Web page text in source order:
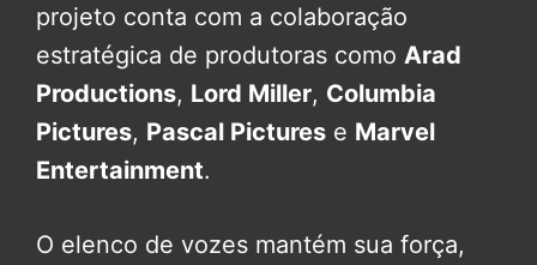
projeto conta com a colaboração
estratégica de produtoras como Arad
Productions, Lord Miller, Columbia
Pictures, Pascal Pictures e Marvel
Entertainment.
O elenco de vozes mantém sua força,